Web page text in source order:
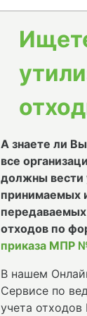
А знаете ли
все
должны вести
принимаемых
передаваемых
отходов по
приказа МПР
В нашем
Сервисе по
учета отходов